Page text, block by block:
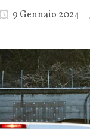
9 Gennaio 2024